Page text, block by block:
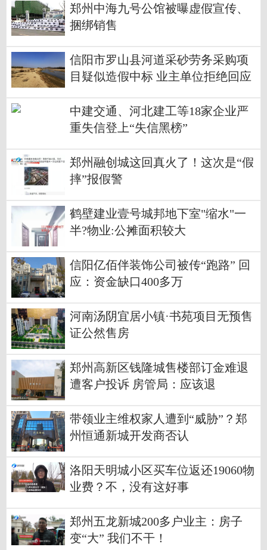
郑州中海九号公馆被曝虚假宣传、
捆绑销售
信阳市罗山县河道采砂劳务采购项
目疑似造假中标 业主单位拒绝回应
中建交通、河北建工等18家企业严
重失信登上“失信黑榜”
郑州融创城这回真火了！这次是“假
摔”报假警
鹤壁建业壹号城邦地下室"缩水"一
半?物业:公摊面积较大
信阳亿佰伴装饰公司被传“跑路” 回
应：资金缺口400多万
河南汤阴宜居小镇·书苑项目无预售
证公然售房
郑州高新区钱隆城售楼部订金难退
遭客户投诉 房管局：应该退
带领业主维权家人遭到“威胁”？郑
州恒通新城开发商否认
洛阳天明城小区买车位返还19060物
业费？不，没有这好事
郑州五龙新城200多户业主：房子
变“大” 我们不干！